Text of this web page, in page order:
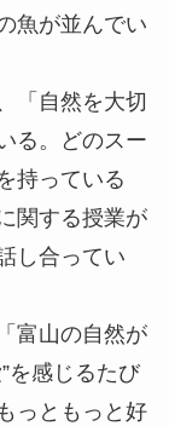
魚が並んでい
「自然を大切
る。どのスー
持っている
関する授業が
し合ってい
富山の自然が
を感じるたび
っともっと好